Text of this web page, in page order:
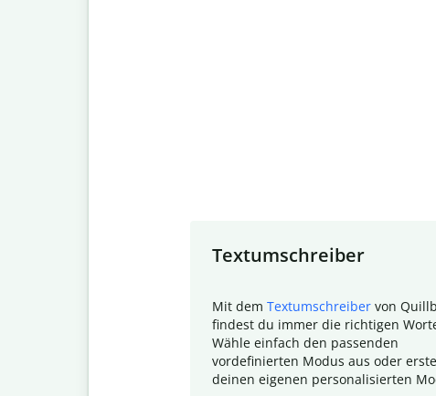
Textumschreiber
Mit dem Textumschreiber von
findest du immer die richtigen
Wähle einfach den passenden
vordefinierten Modus aus oder
deinen eigenen personalisierten